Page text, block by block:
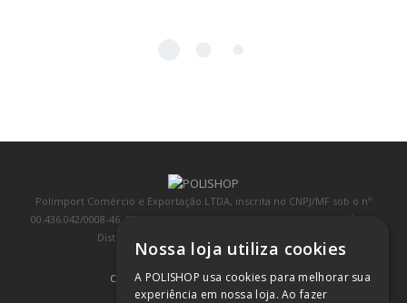
Polimport Comércio e Exportação LTDA, inscrita no CNPJ/MF sob o nº
00.436.042/0008-46, IE 407.458.707.103, com sede na Rua Kanebo, nº 175,
Distrito Industrial, Jundiaí/SP, CEP: 13213-090
COMPRA 100% SEGURA (SAIBA MAIS)
Nossa loja utiliza cookies
A POLISHOP usa cookies para melhorar sua
experiência em nossa loja. Ao fazer